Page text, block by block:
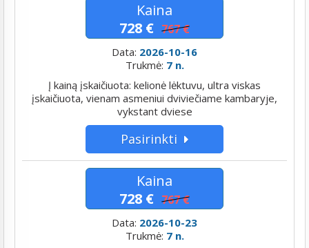
Kaina
728 € 767 €
Data: 2026-10-16
Trukmė: 7 n.
Į kainą įskaičiuota: kelionė lėktuvu, ultra viskas
įskaičiuota, vienam asmeniui dviviečiame kambaryje,
vykstant dviese
Pasirinkti
Kaina
728 € 767 €
Data: 2026-10-23
Trukmė: 7 n.